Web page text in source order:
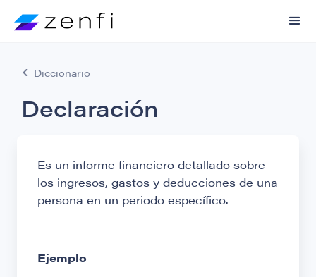
Diccionario
Declaración
Es un informe financiero detallado sobre
los ingresos, gastos y deducciones de una
persona en un periodo específico.
Ejemplo